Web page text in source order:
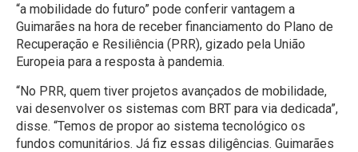
“a mobilidade do futuro” pode conferir vantagem a
Guimarães na hora de receber financiamento do Plano de
Recuperação e Resiliência (PRR), gizado pela União
Europeia para a resposta à pandemia.
“No PRR, quem tiver projetos avançados de mobilidade,
vai desenvolver os sistemas com BRT para via dedicada”,
disse. “Temos de propor ao sistema tecnológico os
fundos comunitários. Já fiz essas diligências. Guimarães